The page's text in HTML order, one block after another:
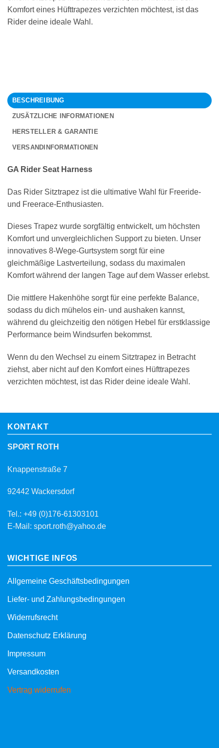
Komfort eines Hüfttrapezes verzichten möchtest, ist das
Rider deine ideale Wahl.
BESCHREIBUNG
ZUSÄTZLICHE INFORMATIONEN
HERSTELLER & GARANTIE
VERSANDINFORMATIONEN
GA Rider Seat Harness
Das Rider Sitztrapez ist die ultimative Wahl für Freeride-
und Freerace-Enthusiasten.
Dieses Trapez wurde sorgfältig entwickelt, um höchsten
Komfort und unvergleichlichen Support zu bieten. Unser
innovatives 8-Wege-Gurtsystem sorgt für eine
gleichmäßige Lastverteilung, sodass du maximalen
Komfort während der langen Tage auf dem Wasser erlebst.
Die mittlere Hakenhöhe sorgt für eine perfekte Balance,
sodass du dich mühelos ein- und aushaken kannst,
während du gleichzeitig den nötigen Hebel für erstklassige
Performance beim Windsurfen bekommst.
Wenn du den Wechsel zu einem Sitztrapez in Betracht
ziehst, aber nicht auf den Komfort eines Hüfttrapezes
verzichten möchtest, ist das Rider deine ideale Wahl.
KONTAKT
SPORT ROTH
Knappenstraße 7
92442 Wackersdorf
Tel.: +49 (0)176-61303101
E-Mail: sport.roth@yahoo.de
WICHTIGE INFOS
Allgemeine Geschäftsbedingungen
Liefer- und Zahlungsbedingungen
Widerrufsrecht
Datenschutz Erklärung
Impressum
Versandkosten
Vertrag widerrufen